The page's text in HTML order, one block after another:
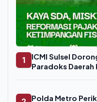
1
ICMI Sulsel
Paradoks Daerah
Polda Metro